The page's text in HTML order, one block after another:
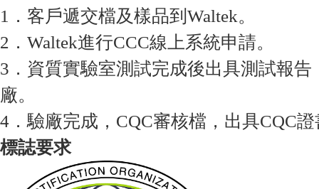
1．客戶遞交檔及樣品到Waltek。
2．Waltek進行CCC線上系統申請。
3．資質實驗室測試完成後出具測試報告
廠。
4．驗廠完成，CQC審核檔，出具CQC
標誌要求